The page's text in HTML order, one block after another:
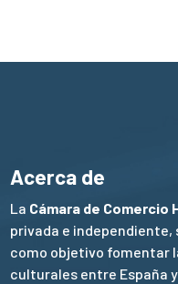
Acerca de
La Cámara de Comercio
privada e
como objetivo fomentar
culturales entre España